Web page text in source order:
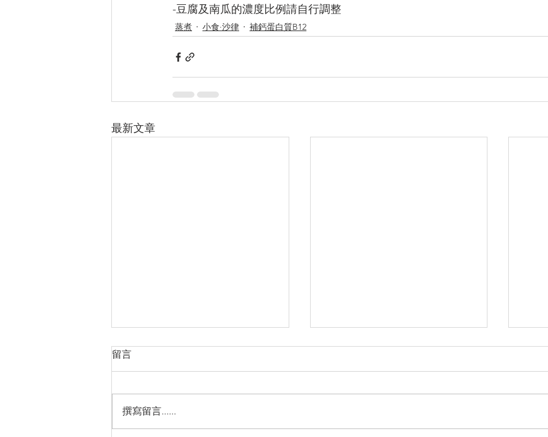
-豆腐及南瓜的濃度比例請自行調整
蒸煮 小食·沙律 補鈣蛋白質B12
最新文章
留言
撰寫留言......